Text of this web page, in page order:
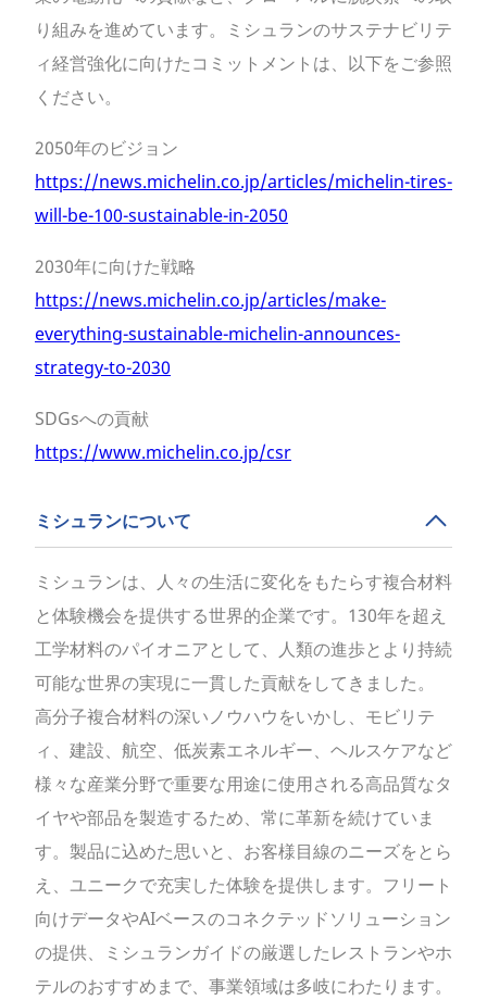
り組みを進めています。ミシュランのサステナビリテ
ィ経営強化に向けたコミットメントは、以下をご参照
ください。
2050年のビジョン
https://news.michelin.co.jp/articles/michelin-tires-
will-be-100-sustainable-in-2050
2030年に向けた戦略
https://news.michelin.co.jp/articles/make-
everything-sustainable-michelin-announces-
strategy-to-2030
SDGsへの貢献
https://www.michelin.co.jp/csr
ミシュランについて
ミシュランは、人々の生活に変化をもたらす複合材料
と体験機会を提供する世界的企業です。130年を超え
工学材料のパイオニアとして、人類の進歩とより持続
可能な世界の実現に一貫した貢献をしてきました。
高分子複合材料の深いノウハウをいかし、モビリテ
ィ、建設、航空、低炭素エネルギー、ヘルスケアなど
様々な産業分野で重要な用途に使用される高品質なタ
イヤや部品を製造するため、常に革新を続けていま
す。製品に込めた思いと、お客様目線のニーズをとら
え、ユニークで充実した体験を提供します。フリート
向けデータやAIベースのコネクテッドソリューション
の提供、ミシュランガイドの厳選したレストランやホ
テルのおすすめまで、事業領域は多岐にわたります。